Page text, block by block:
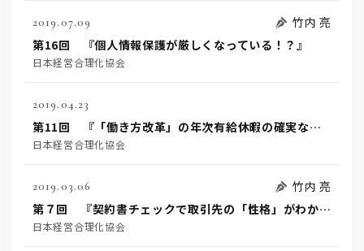
2019.07.09
竹内 亮
第16回 『個人情報保護が厳しくなっている！？』
日本経営合理化協会
2019.04.23
第11回 『「働き方改革」の年次有給休暇の確実な取得とは？』
日本経営合理化協会
2019.03.06
竹内 亮
第７回 『契約書チェックで取引先の「性格」がわかる？！？』
日本経営合理化協会